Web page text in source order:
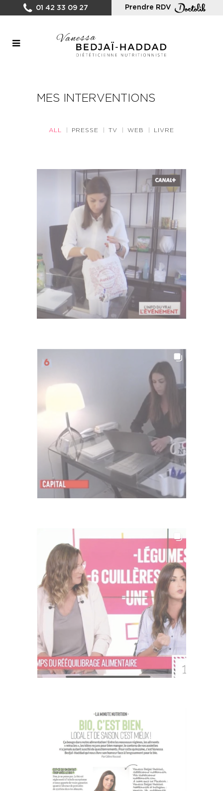
01 42 33 09 27 Prendre RDV
MES INTERVENTIONS
ALL PRESSE TV WEB LIVRE